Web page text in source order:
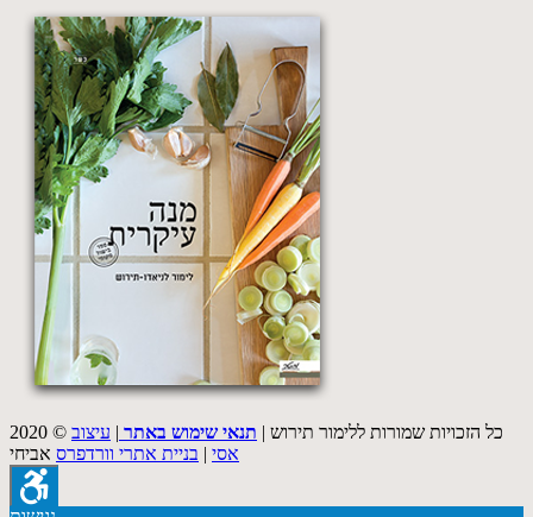
2020 © כל הזכויות שמורות ללימור תירוש | תנאי שימוש באתר | עיצוב
אסי | בניית אתרי וורדפרס אביחי